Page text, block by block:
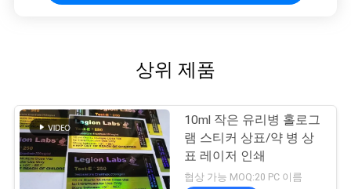
상위 제품
10ml 작은 유리병 홀로그
램 스티커 상표/약 병 상
표 레이저 인쇄
협상 가능 MOQ:20 PC 이름